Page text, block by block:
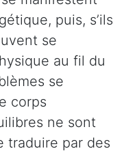
puis, s’ils
se
au fil du
se
corps
ne sont
traduire par des